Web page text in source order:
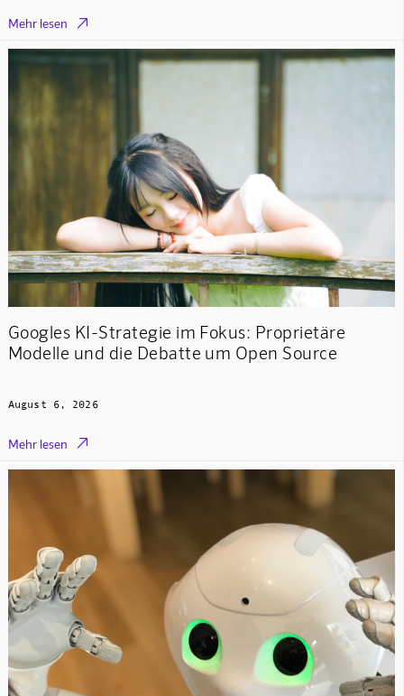
Mehr lesen 
Googles KI-Strategie im Fokus: Proprietäre
Modelle und die Debatte um Open Source
August 6, 2026
Mehr lesen 